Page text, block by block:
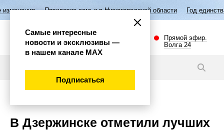
Пятилетие семьи в Нижегородской области Год единства народов
Прямой эфир.
Волга 24
В Дзержинске отметили лучших
Самые интересные
новости и эксклюзивы —
в нашем канале МАХ
Подписаться